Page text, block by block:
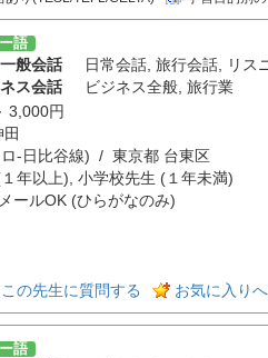
語
一般会話 日常会話, 旅行会話, リス
ス会話
ビジネス全般, 旅行業
3,000円
ロ-日比谷線) / 東京都 台東区
年以上), 小学校先生 (１年未満)
ールOK (ひらがなのみ)
この先生に質問する お気に入り
語